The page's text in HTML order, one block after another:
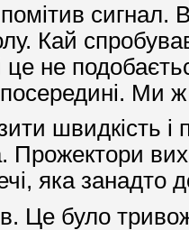
сигнал.
Кай
не
Ми ж
швидкість
Прожектори
яка занадто
Це було